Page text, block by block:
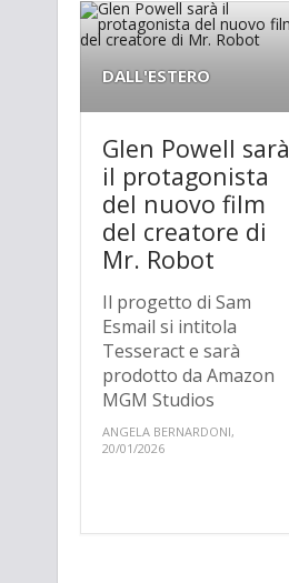
DALL'ESTERO
Glen Powell sarà
il protagonista
del nuovo film
del creatore di
Mr. Robot
Il progetto di Sam
Esmail si intitola
Tesseract e sarà
prodotto da Amazon
MGM Studios
ANGELA BERNARDONI,
20/01/2026